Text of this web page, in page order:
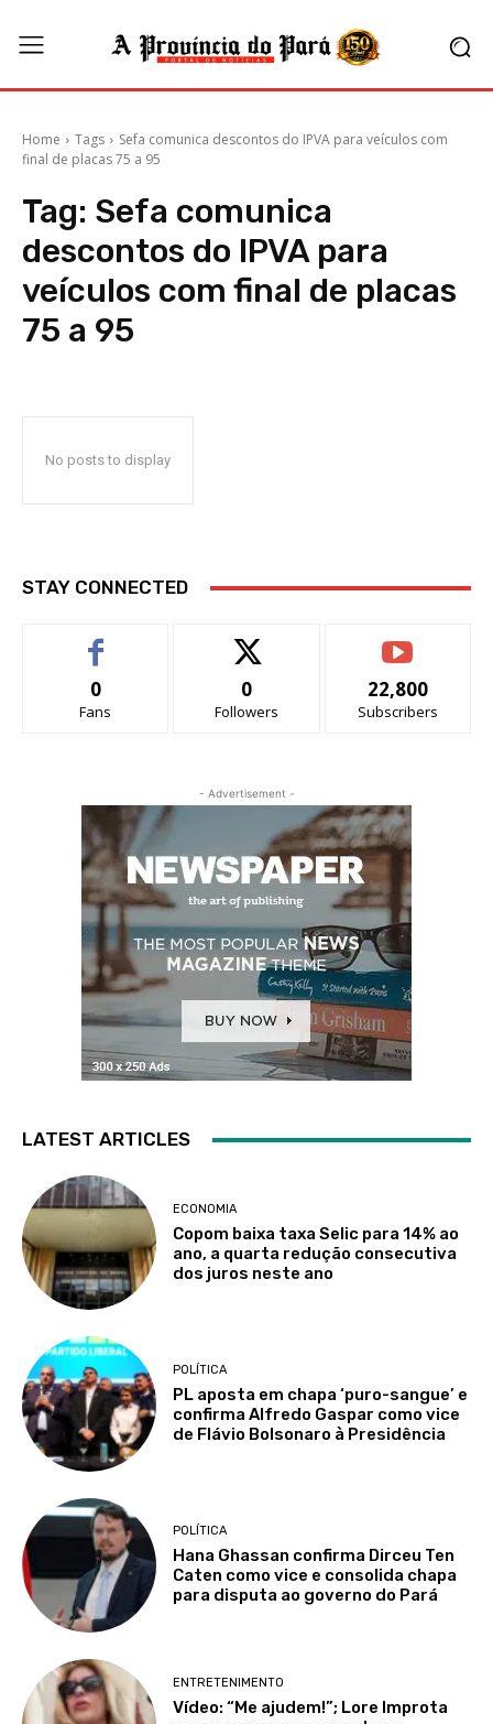
Home Tags
Sefa comunica descontos do IPVA para veículos com
final de placas 75 a 95
Tag: Sefa comunica
descontos do IPVA para
veículos com final de placas
75 a 95
No posts to display
STAY CONNECTED
0
Fans
0
Followers
22,800
Subscribers
- Advertisement -
LATEST ARTICLES
ECONOMIA
Copom baixa taxa Selic para 14% ao
ano, a quarta redução consecutiva
dos juros neste ano
POLÍTICA
PL aposta em chapa ‘puro-sangue’ e
confirma Alfredo Gaspar como vice
de Flávio Bolsonaro à Presidência
POLÍTICA
Hana Ghassan confirma Dirceu Ten
Caten como vice e consolida chapa
para disputa ao governo do Pará
ENTRETENIMENTO
Vídeo: “Me ajudem!”; Lore Improta